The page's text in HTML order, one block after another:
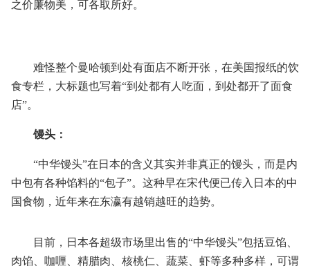
之价廉物美，可各取所好。
难怪整个曼哈顿到处有面店不断开张，在美国报纸的饮
食专栏，大标题也写着“到处都有人吃面，到处都开了面食
店”。
馒头：
“中华馒头”在日本的含义其实并非真正的馒头，而是内
中包有各种馅料的“包子”。这种早在宋代便已传入日本的中
国食物，近年来在东瀛有越销越旺的趋势。
目前，日本各超级市场里出售的“中华馒头”包括豆馅、
肉馅、咖喱、精腊肉、核桃仁、蔬菜、虾等多种多样，可谓